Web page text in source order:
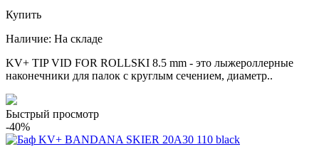
Купить
Наличие: На складе
KV+ TIP VID FOR ROLLSKI 8.5 mm - это лыжероллерные
наконечники для палок с круглым сечением, диаметр..
Быстрый просмотр
-40%